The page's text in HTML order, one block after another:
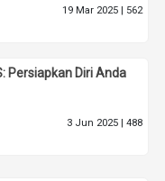
19 Mar 2025 | 562
Persiapkan Diri Anda
3 Jun 2025 | 488